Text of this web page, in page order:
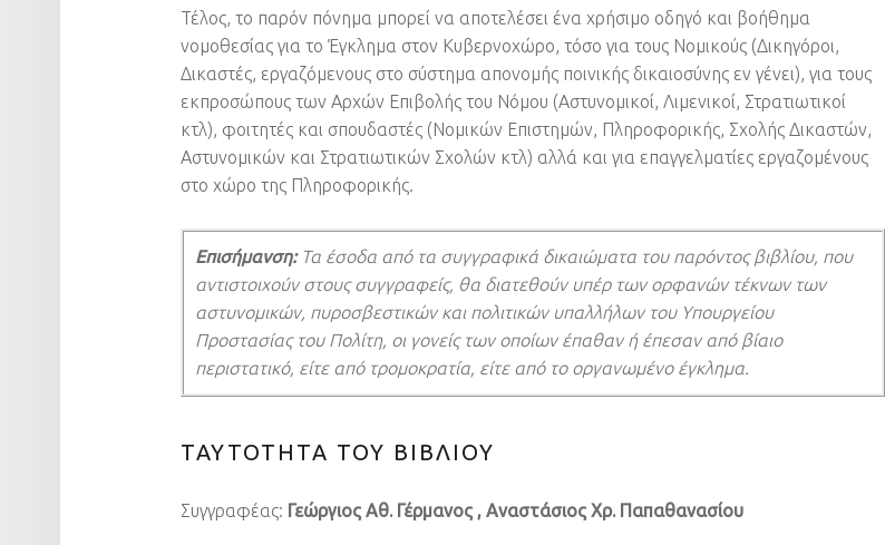
Τέλος, το παρόν πόνημα μπορεί να αποτελέσει ένα χρήσιμο οδηγό και βοήθημα
νομοθεσίας για το Έγκλημα στον Κυβερνοχώρο, τόσο για τους Νομικούς (Δικηγόροι,
Δικαστές, εργαζόμενους στο σύστημα απονομής ποινικής δικαιοσύνης εν γένει), για τους
εκπροσώπους των Αρχών Επιβολής του Νόμου (Αστυνομικοί, Λιμενικοί, Στρατιωτικοί
κτλ), φοιτητές και σπουδαστές (Νομικών Επιστημών, Πληροφορικής, Σχολής Δικαστών,
Αστυνομικών και Στρατιωτικών Σχολών κτλ) αλλά και για επαγγελματίες εργαζομένους
στο χώρο της Πληροφορικής.
Επισήμανση:Τα έσοδα από τα συγγραφικά δικαιώματα του παρόντος βιβλίου, που
αντιστοιχούν στους συγγραφείς, θα διατεθούν υπέρ των ορφανών τέκνων των
αστυνομικών, πυροσβεστικών και πολιτικών υπαλλήλων του Υπουργείου
Προστασίας του Πολίτη, οι γονείς των οποίων έπαθαν ή έπεσαν από βίαιο
περιστατικό, είτε από τρομοκρατία, είτε από το οργανωμένο έγκλημα.
ΤΑΥΤΟΤΗΤΑ ΤΟΥ ΒΙΒΛΙΟΥ
Συγγραφέας: Γεώργιος Αθ. Γέρμανος , Αναστάσιος Χρ. Παπαθανασίου